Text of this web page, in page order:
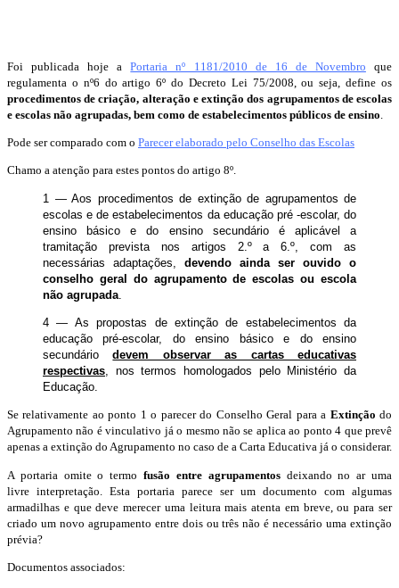
Foi publicada hoje aPortaria nº 1181/2010 de 16 de Novembro que
regulamenta o nº6 do artigo 6º do Decreto Lei 75/2008, ou seja, define os
procedimentos de criação, alteração e extinção dos agrupamentos de escolas
e escolas não agrupadas, bem como de estabelecimentos públicos de ensino
Pode ser comparado com o Parecer elaborado pelo Conselho das Escolas
Chamo a atenção para estes pontos do artigo 8º.
1 — Aos procedimentos de extinção de agrupamentos de
escolas e de estabelecimentos da educação pré -escolar, do
ensino básico e do ensino secundário é aplicável a
tramitação prevista nos artigos 2.º a 6.º, com as
necessárias adaptações,
devendo ainda ser ouvido o
conselho geral do agrupamento de escolas ou escola
não agrupada
4 — As propostas de extinção de estabelecimentos da
educação pré-escolar, do ensino básico e do ensino
secundáriodevem observar as cartas educativas
respectivas, nos termos homologados pelo Ministério da
Educação.
Se relativamente ao ponto 1 o parecer do Conselho Geral para a Extinção do
Agrupamento não é vinculativo já o mesmo não se aplica ao ponto 4 que prevê
apenas a extinção do Agrupamento no caso de a Carta Educativa já o considerar.
A portaria omite o termofusão entre agrupamentos deixando no ar uma
livre interpretação. Esta portaria parece ser um documento com algumas
armadilhas e que deve merecer uma leitura mais atenta em breve, ou para ser
criado um novo agrupamento entre dois ou três não é necessário uma extinção
prévia?
Documentos associados: